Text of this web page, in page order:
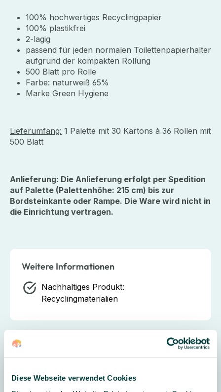
Diese Webseite verwendet Cookies
100% hochwertiges Recyclingpapier
100% plastikfrei
2-lagig
passend für jeden normalen Toilettenpapierhalter
aufgrund der kompakten Rollung
500 Blatt pro Rolle
Farbe: naturweiß 65%
Marke Green Hygiene
Lieferumfang: 1 Palette mit 30 Kartons à 36 Rollen mit
500 Blatt
Anlieferung: Die Anlieferung erfolgt per Spedition
auf Palette (Palettenhöhe: 215 cm) bis zur
Bordsteinkante oder Rampe. Die Ware wird nicht in
die Einrichtung vertragen.
Weitere Informationen
Nachhaltiges Produkt:
Recyclingmaterialien